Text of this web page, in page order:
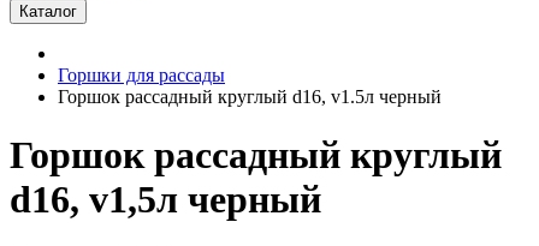
Каталог
Горшки для рассады
Горшок рассадный круглый d16, v1.5л черный
Горшок рассадный круглый
d16, v1,5л черный